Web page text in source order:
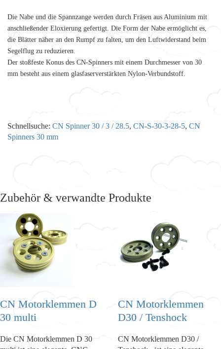
Die Nabe und die Spannzange werden durch Fräsen aus Aluminium mit
anschließender Eloxierung gefertigt. Die Form der Nabe ermöglicht es,
die Blätter näher an den Rumpf zu falten, um den Luftwiderstand beim
Segelflug zu reduzieren.
Der stoßfeste Konus des CN-Spinners mit einem Durchmesser von 30
mm besteht aus einem glasfaserverstärkten Nylon-Verbundstoff.
Schnellsuche: CN Spinner 30 / 3 / 28.5, CN-S-30-3-28-5, CN
Spinners 30 mm
Zubehör & verwandte Produkte
CN Motorklemmen D
30 multi
Die CN Motorklemmen D 30
CN Motorklemmen
D30 / Tenshock
CN Motorklemmen D30 /